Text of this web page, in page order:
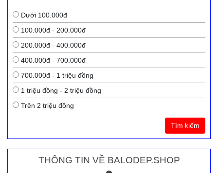
Dưới 100.000đ
100.000đ - 200.000đ
200.000đ - 400.000đ
400.000đ - 700.000đ
700.000đ - 1 triệu đồng
1 triệu đồng - 2 triệu đồng
Trên 2 triệu đồng
Tìm kiếm
THÔNG TIN VỀ BALODEP.SHOP